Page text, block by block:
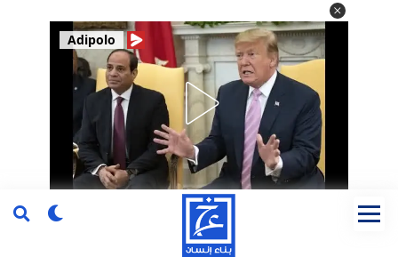
Adipolo